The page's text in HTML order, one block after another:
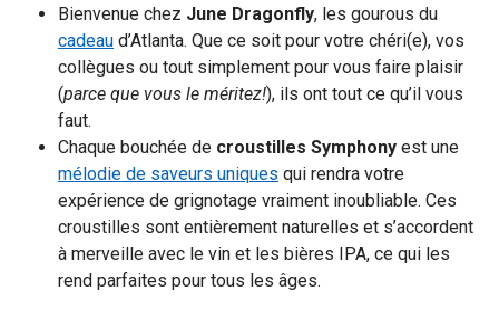
Bienvenue chez June Dragonfly, les gourous du
cadeau d’Atlanta. Que ce soit pour votre chéri(e), vos
collègues ou tout simplement pour vous faire plaisir
(parce que vous le méritez!), ils ont tout ce qu’il vous
faut.
Chaque bouchée de croustilles Symphony est une
mélodie de saveurs uniques qui rendra votre
expérience de grignotage vraiment inoubliable. Ces
croustilles sont entièrement naturelles et s’accordent
à merveille avec le vin et les bières IPA, ce qui les
rend parfaites pour tous les âges.